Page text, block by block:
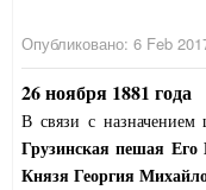
Опубликовано: 6 Feb
26 ноября 1881 года
В связи с назначением
Грузинская пешая Его
Князя Георгия